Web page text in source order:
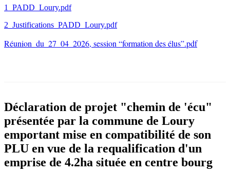
1_PADD_Loury.pdf
2_Justifications_PADD_Loury.pdf
Réunion_du_27_04_2026, session “formation des élus”.pdf
Déclaration de projet "chemin de 'écu"
présentée par la commune de Loury
emportant mise en compatibilité de son
PLU en vue de la requalification d'un
emprise de 4.2ha située en centre bourg